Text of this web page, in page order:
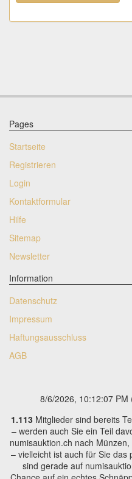
Pages
Startseite
Registrieren
Login
Kontaktformular
Hilfe
Sitemap
Newsletter
Information
Datenschutz
Impressum
Haftungsausschluss
AGB
8/6/2026, 10:12:08 PM
1.113 Mitglieder sind bereits
– werden auch Sie ein Teil
numisauktion.ch nach
– vielleicht ist auch für Sie das
sind gerade auf